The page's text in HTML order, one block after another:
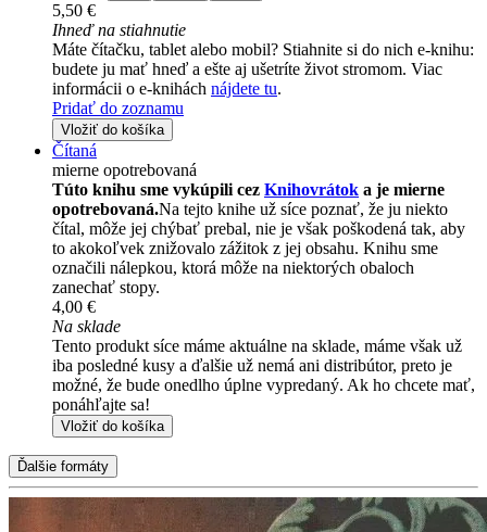
5,50 €
Ihneď na stiahnutie
Máte čítačku, tablet alebo mobil? Stiahnite si do nich e-knihu:
budete ju mať hneď a ešte aj ušetríte život stromom. Viac
informácii o e-knihách nájdete tu.
Pridať do zoznamu
Vložiť do košíka
Čítaná
mierne opotrebovaná
Túto knihu sme vykúpili cez Knihovrátok a je mierne
opotrebovaná.Na tejto knihe už síce poznať, že ju niekto
čítal, môže jej chýbať prebal, nie je však poškodená tak, aby
to akokoľvek znižovalo zážitok z jej obsahu. Knihu sme
označili nálepkou, ktorá môže na niektorých obaloch
zanechať stopy.
4,00 €
Na sklade
Tento produkt síce máme aktuálne na sklade, máme však už
iba posledné kusy a ďalšie už nemá ani distribútor, preto je
možné, že bude onedlho úplne vypredaný. Ak ho chcete mať,
ponáhľajte sa!
Vložiť do košíka
Ďalšie formáty